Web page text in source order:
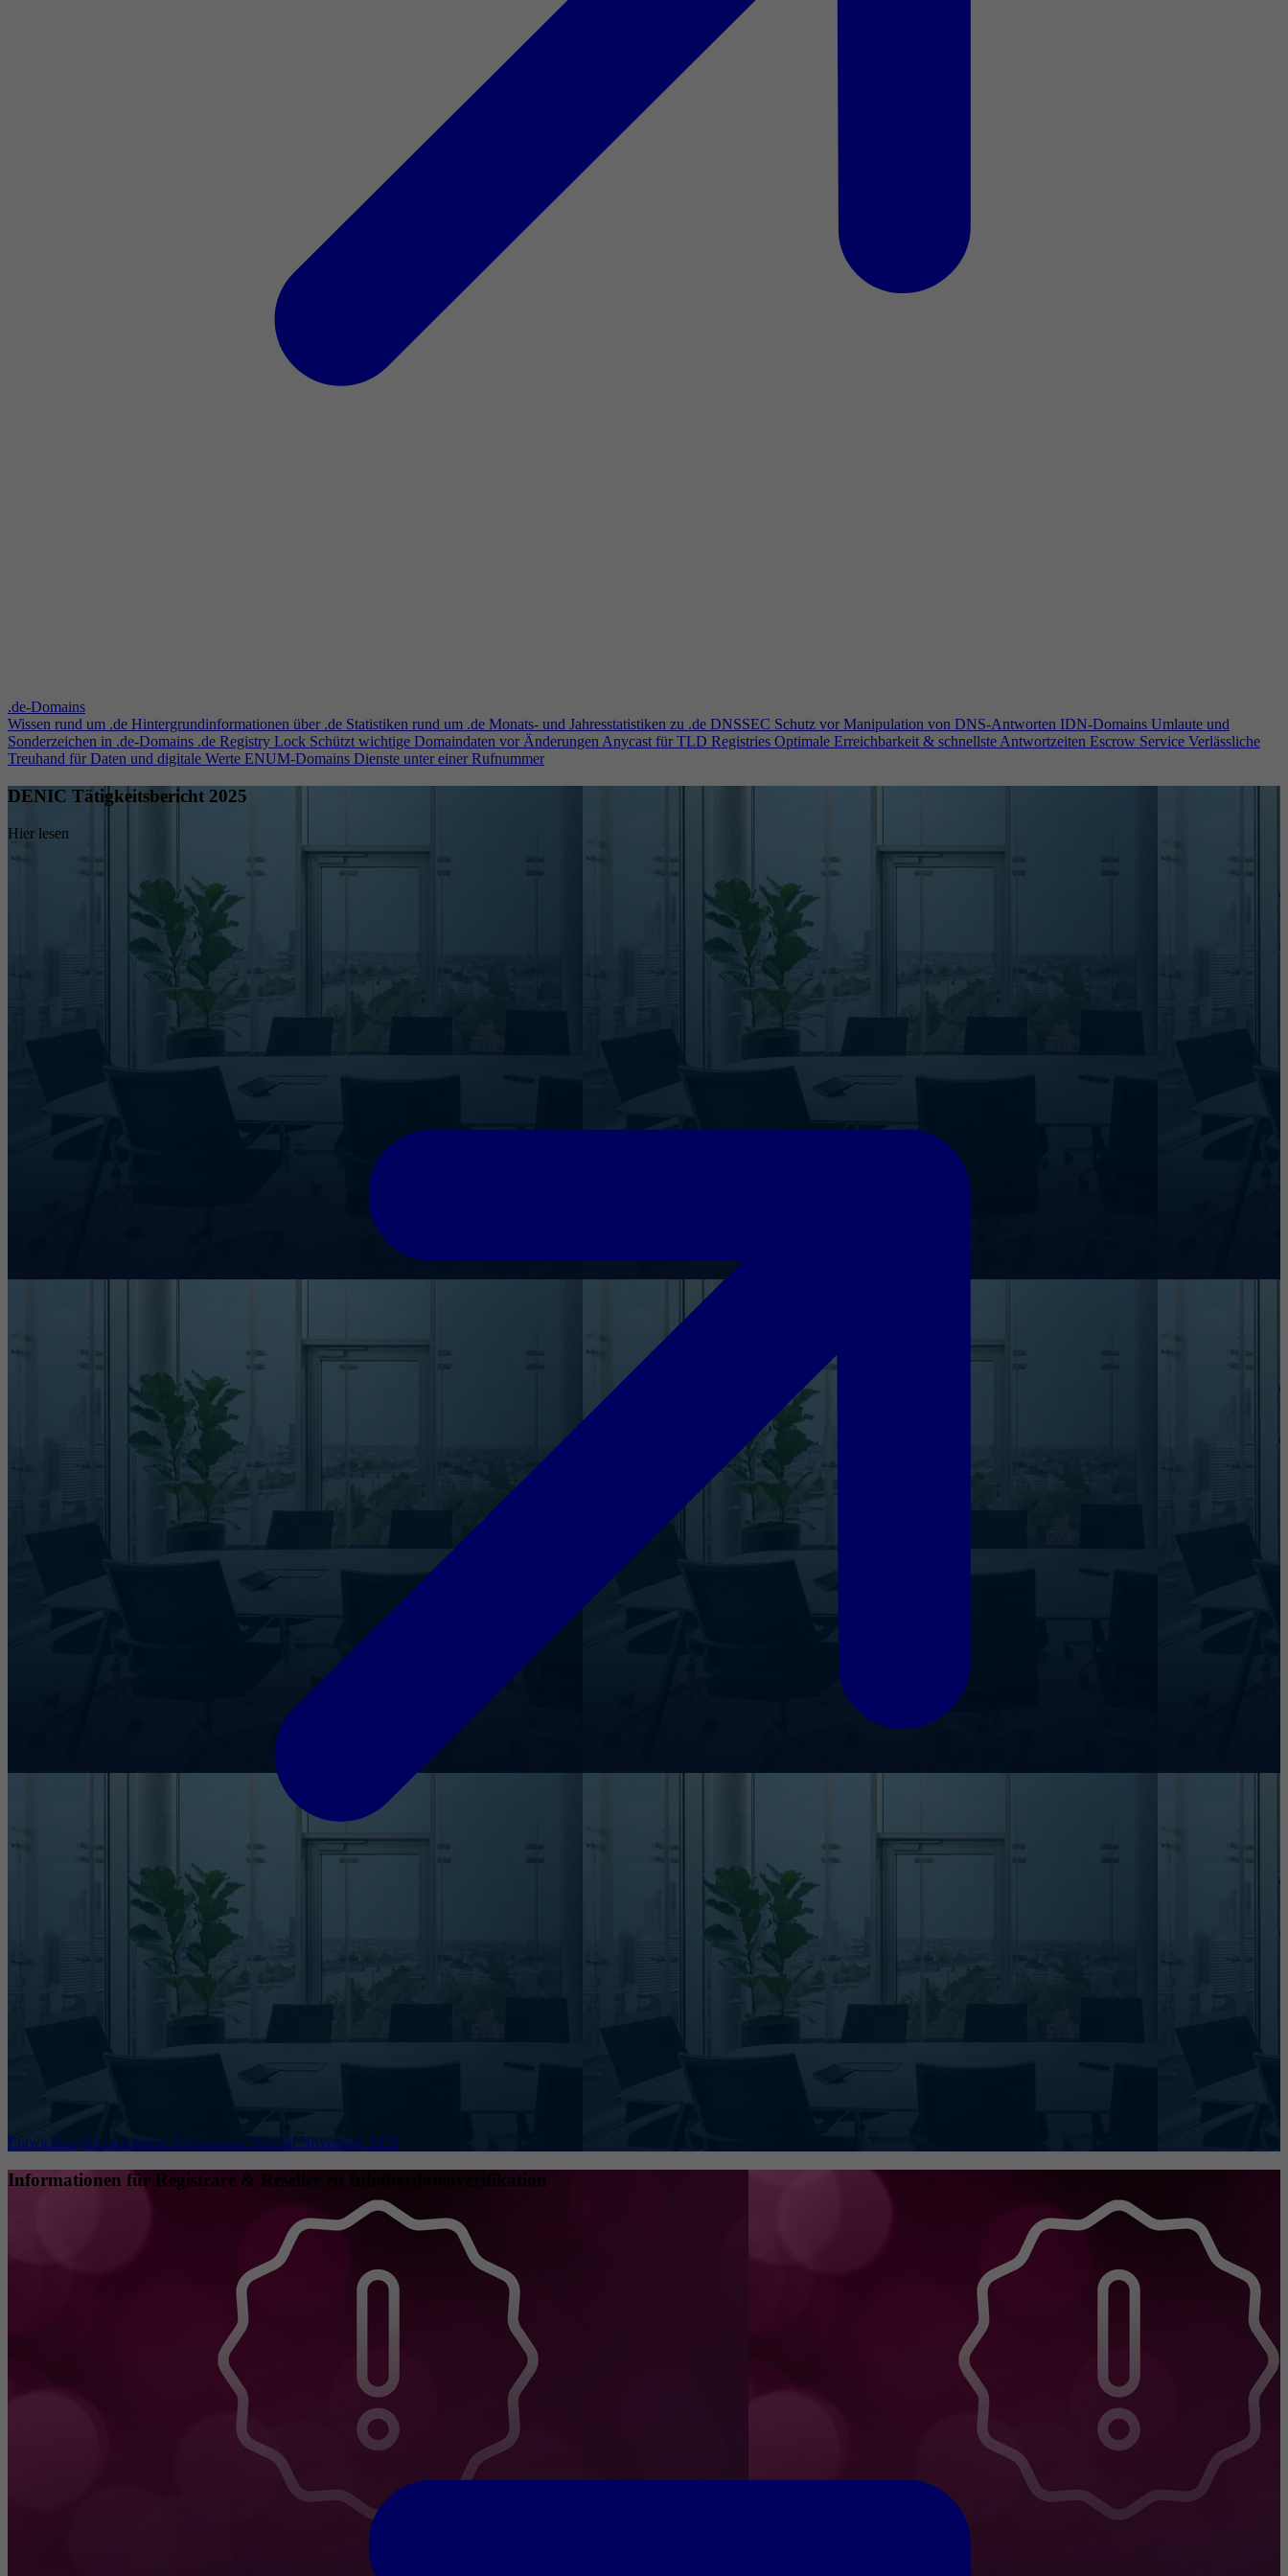
.de-Domains
Wissen rund um .de Hintergrundinformationen über .de Statistiken rund um .de Monats- und Jahresstatistiken zu .de DNSSEC Schutz vor Manipulation von DNS-Antworten IDN-Domains Umlaute und
Sonderzeichen in .de-Domains .de Registry Lock Schützt wichtige Domaindaten vor ÄnderungenAnycast für TLD Registries Optimale Erreichbarkeit & schnellste Antwortzeiten Escrow Service Verlässliche
Treuhand für Daten und digitale Werte ENUM-Domains Dienste unter einer Rufnummer
DENIC Tätigkeitsbericht 2025
Hier lesen
Entwicklungen im Internet Governance Umfeld November 2025
Informationen für Registrare & Reseller zu Inhaberdatenverifikation